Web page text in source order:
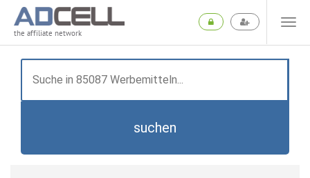
the affiliate network
suchen